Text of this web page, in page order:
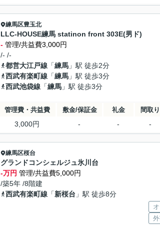
練馬区豊玉北
LLC-HOUSE練馬 statinon front 303E(男ド)
- 管理/共益費3,000円
/- /-
都営大江戸線 「練馬 」駅 徒歩2分
西武有楽町線 「練馬 」駅 徒歩3分
西武池袋線 「練馬 」駅 徒歩3分
管理費・共益費 敷金/保証金 礼金 間取り
3,000円 - - -
練馬区桜台
グランドコンシェルジュ氷川台
-万円 管理/共益費5,000円
/築5年 /8階建
西武有楽町線 「新桜台 」駅 徒歩8分